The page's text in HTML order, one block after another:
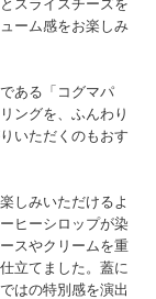
スライスチーズを
ーム感をお楽しみ
ある「コグマパ
ングを、ふんわり
いただくのもおす
しみいただけるよ
ヒーシロップが染
スやクリームを重
立てました。蓋に
はの特別感を演出